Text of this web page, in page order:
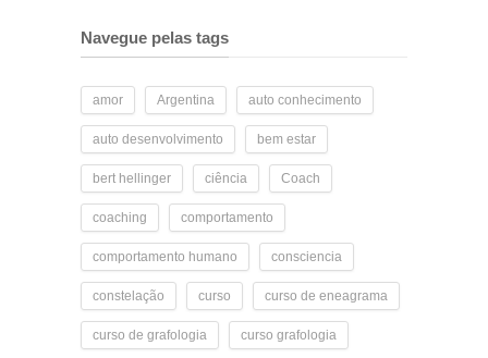
Navegue pelas tags
amor Argentina auto conhecimento
auto desenvolvimento bem estar
bert hellinger ciência Coach
coaching comportamento
comportamento humano consciencia
constelação curso curso de eneagrama
curso de grafologia curso grafologia